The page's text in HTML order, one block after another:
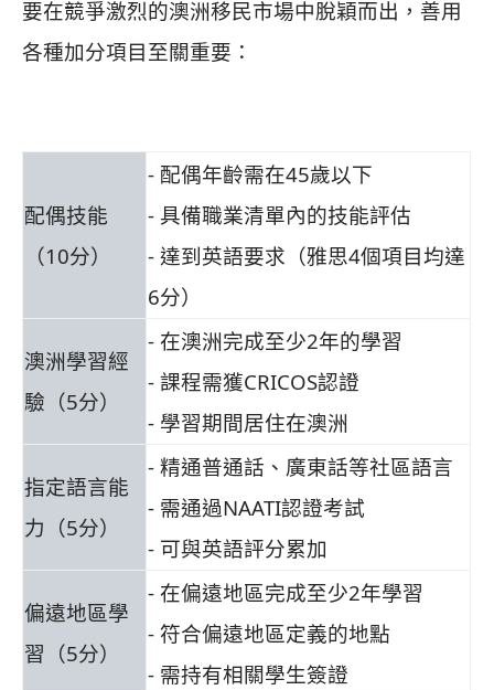
要在競爭激烈的澳洲移民市場中脫穎而出，善用
各種加分項目至關重要：
配偶技能
（10分）
- 配偶年齡需在45歲以下
- 具備職業清單內的技能評估
- 達到英語要求（雅思4個項目均達
6分）
澳洲學習經
驗（5分）
- 在澳洲完成至少2年的學習
- 課程需獲CRICOS認證
- 學習期間居住在澳洲
指定語言能
力（5分）
- 精通普通話、廣東話等社區語言
- 需通過NAATI認證考試
- 可與英語評分累加
偏遠地區學
習（5分）
- 在偏遠地區完成至少2年學習
- 符合偏遠地區定義的地點
- 需持有相關學生簽證